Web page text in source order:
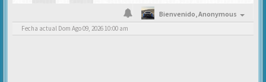
Bienvenido,Anonymous
Fecha actual Dom Ago 09, 2026 10:00 am